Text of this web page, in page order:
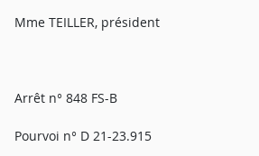
Mme TEILLER, président
Arrêt n° 848 FS-B
Pourvoi n° D 21-23.915